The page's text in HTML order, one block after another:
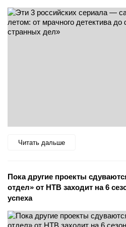
Читать дальше
Пока другие проекты
отдел» от НТВ заходит на 6
успеха